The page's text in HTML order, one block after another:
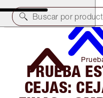
Buscar por
PRUEBA
CEJAS: